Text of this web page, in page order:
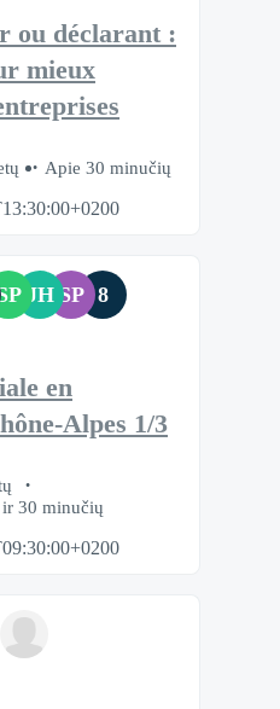
ou déclarant :
mieux
Apie 30 minučių
SP JH SP 8
en
Alpes 1/3
30 minučių